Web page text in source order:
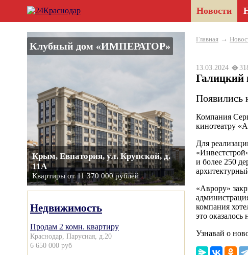
Новости
Клубный дом «ИМПЕРАТОР»
Крым, Евпатория, ул. Крупской, д.
11А
Квартиры от 11 370 000 рублей
Недвижимость
Продам 2 комн. квартиру
Краснодар, Парусная, д.20
6 650 000 руб
Главная →
13.03.2024
Галицкий
Появились
Компания
кинотеатру
Для
и более 250
«Аврору»
компания
это
Узнавай о